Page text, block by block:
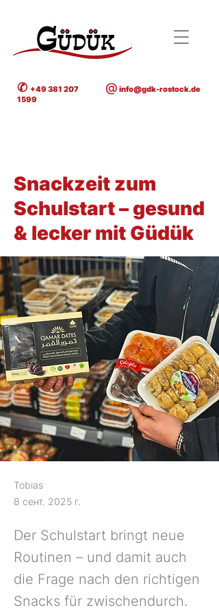
✆ +49 381 207
1599
@ info@gdk-rostock.de
Snackzeit zum
Schulstart – gesund
& lecker mit Güdük
Tobias
8 сент. 2025 г.
Der Schulstart bringt neue
Routinen – und damit auch
die Frage nach den richtigen
Snacks für zwischendurch.